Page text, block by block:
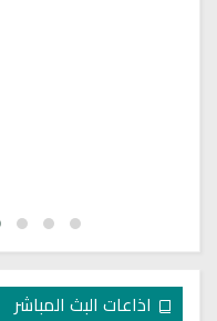
اذاعات البث المباشر